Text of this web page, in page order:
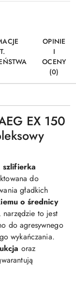
OPINIE
I
OCENY
(0)
EX 150
szlifierka
do
gładkich
o średnicy
narzędzie to jest
do agresywnego
wykańczania.
oraz